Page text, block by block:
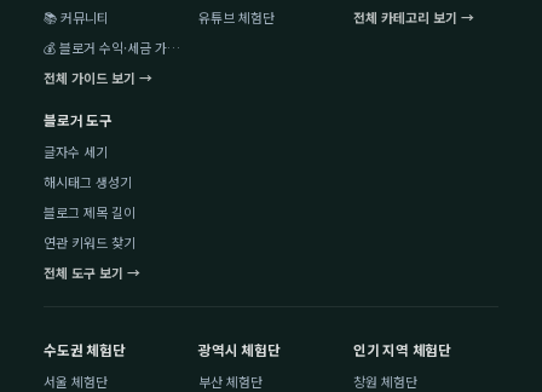
📚 커뮤니티
💰 블로거 수익·세금 가이드
전체 가이드 보기 →
유튜브 체험단
전체 카테고리 보기 →
블로거 도구
글자수 세기
해시태그 생성기
블로그 제목 길이
연관 키워드 찾기
전체 도구 보기 →
수도권 체험단
서울 체험단
광역시 체험단
부산 체험단
인기 지역 체험단
창원 체험단